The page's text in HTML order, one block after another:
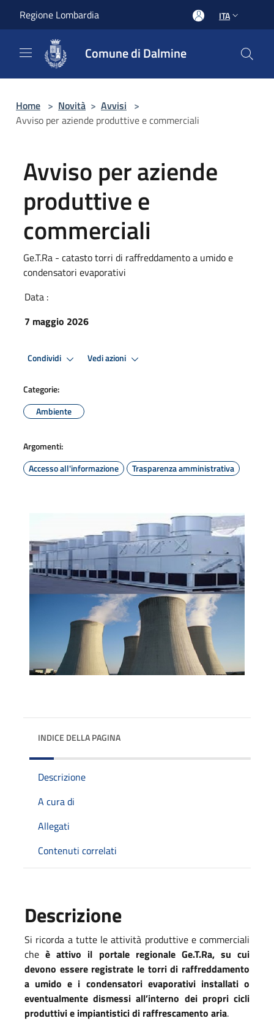
Regione Lombardia ITA
Comune di Dalmine
Home > Novità > Avvisi >
Avviso per aziende produttive e commerciali
Avviso per aziende
produttive e
commerciali
Ge.T.Ra - catasto torri di raffreddamento a umido e
condensatori evaporativi
Data :
7 maggio 2026
Condividi Vedi azioni
Categorie:
Ambiente
Argomenti:
Accesso all'informazione
Trasparenza amministrativa
INDICE DELLA PAGINA
Descrizione
A cura di
Allegati
Contenuti correlati
Descrizione
Si ricorda a tutte le attività produttive e commerciali
cheè attivo il portale regionale Ge.T.Ra, su cui
devono essere registrate le torri di raffreddamento
a umido e i condensatori evaporativi installati o
eventualmente dismessi all’interno dei propri cicli
produttivi e impiantistici di raffrescamento aria.